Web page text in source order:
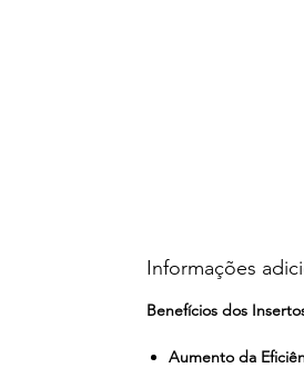
Informações
Benefícios dos
Aumento da